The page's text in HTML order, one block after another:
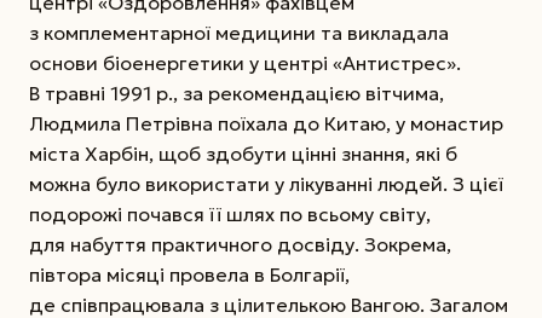
з комплементарної медицини та викладала
основи біоенергетики у центрі «Антистрес».
В травні 1991 р., за рекомендацією вітчима,
Людмила Петрівна поїхала до Китаю, у монастир
міста Харбін, щоб здобути цінні знання, які б
можна було використати у лікуванні людей. З цієї
подорожі почався її шлях по всьому світу,
для набуття практичного досвіду. Зокрема,
півтора місяці провела в Болгарії,
де співпрацювала з цілителькою Вангою. Загалом